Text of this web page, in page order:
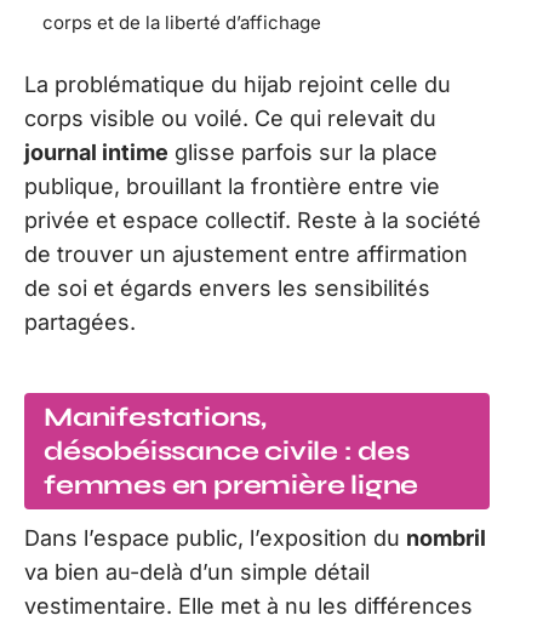
corps et de la liberté d’affichage
La problématique du hijab rejoint celle du
corps visible ou voilé. Ce qui relevait du
journal intime glisse parfois sur la place
publique, brouillant la frontière entre vie
privée et espace collectif. Reste à la société
de trouver un ajustement entre affirmation
de soi et égards envers les sensibilités
partagées.
Manifestations,
désobéissance civile : des
femmes en première ligne
Dans l’espace public, l’exposition du nombril
va bien au-delà d’un simple détail
vestimentaire. Elle met à nu les différences